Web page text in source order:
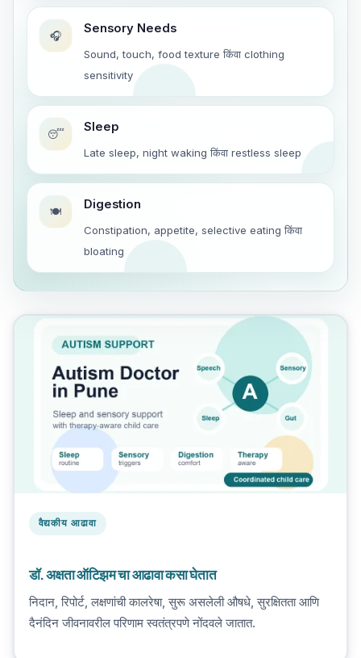
🎧 Sensory Needs
Sound, touch, food texture किंवा clothing
sensitivity
😴 Sleep
Late sleep, night waking किंवा restless sleep
🍽️ Digestion
Constipation, appetite, selective eating किंवा
bloating
वैद्यकीय आढावा
डॉ. अक्षता ऑटिझम चा आढावा कसा घेतात
निदान, रिपोर्ट, लक्षणांची कालरेषा, सुरू असलेली औषधे, सुरक्षितता आणि
दैनंदिन जीवनावरील परिणाम स्वतंत्रपणे नोंदवले जातात.